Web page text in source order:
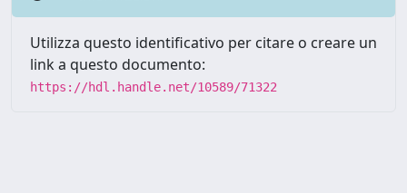
Utilizza questo identificativo per citare o creare un
link a questo documento:
https://hdl.handle.net/10589/71322